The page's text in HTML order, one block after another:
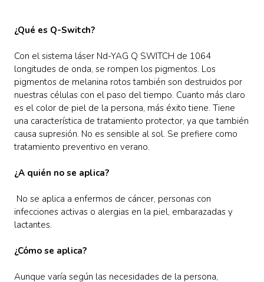
¿Qué es Q-Switch?
Con el sistema láser Nd-YAG Q SWITCH de 1064
longitudes de onda, se rompen los pigmentos. Los
pigmentos de melanina rotos también son destruidos por
nuestras células con el paso del tiempo. Cuanto más claro
es el color de piel de la persona, más éxito tiene. Tiene
una característica de tratamiento protector, ya que también
causa supresión. No es sensible al sol. Se prefiere como
tratamiento preventivo en verano.
¿A quién no se aplica?
No se aplica a enfermos de cáncer, personas con
infecciones activas o alergias en la piel, embarazadas y
lactantes.
¿Cómo se aplica?
Aunque varía según las necesidades de la persona,